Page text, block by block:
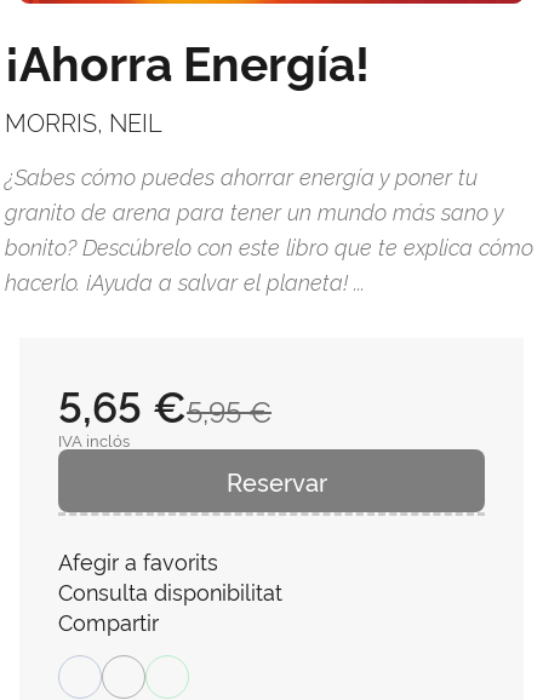
¡Ahorra Energía!
MORRIS, NEIL
¿Sabes cómo puedes ahorrar energía y poner tu
granito de arena para tener un mundo más sano y
bonito? Descúbrelo con este libro que te explica cómo
hacerlo. ¡Ayuda a salvar el planeta! ...
5,95 €
5,65 €
IVA inclós
Reservar
Afegir a favorits
Consulta disponibilitat
Compartir